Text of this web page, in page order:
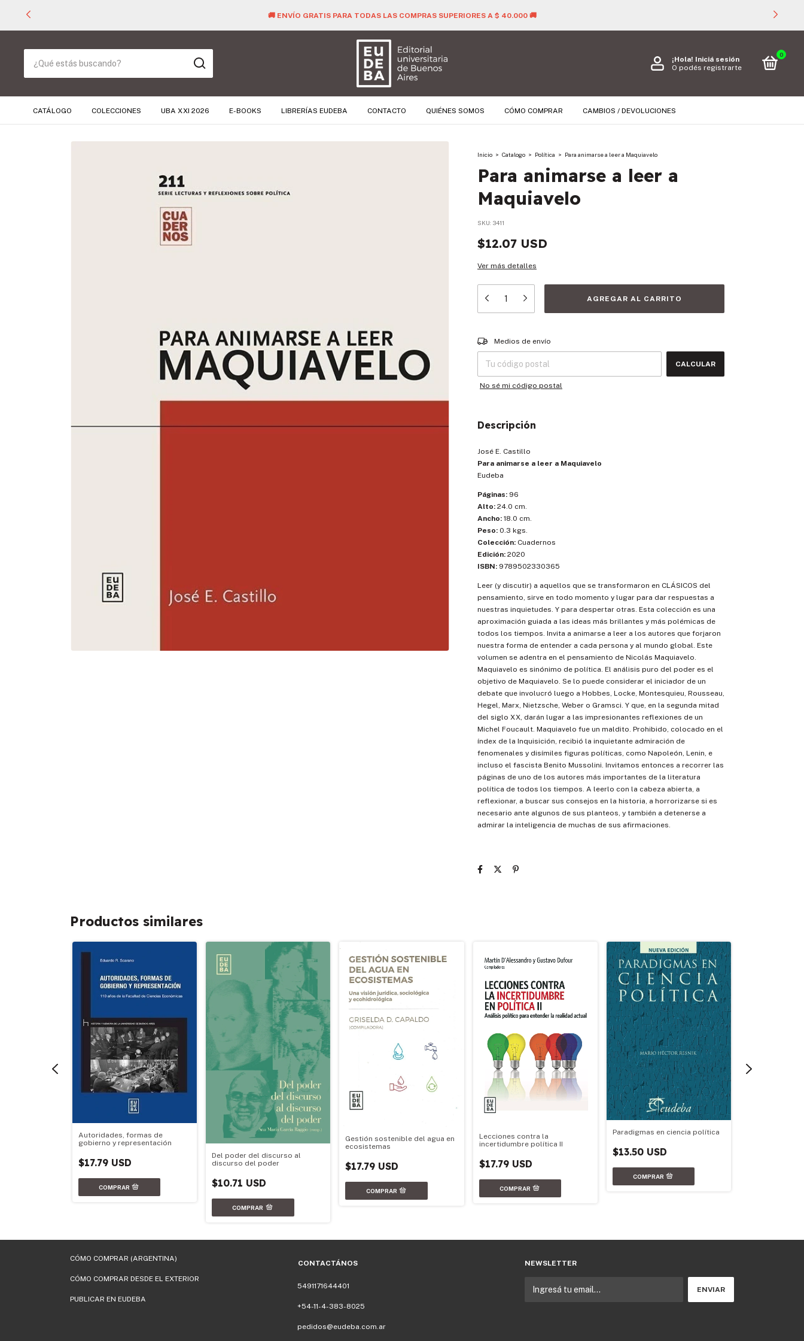
🚚 ENVÍO GRATIS PARA TODAS LAS COMPRAS SUPERIORES A $ 40.000 🚚
¡Hola! Iniciá sesión
O podés registrarte
0
CATÁLOGO COLECCIONES UBA XXI 2026 E-BOOKS LIBRERÍAS EUDEBA CONTACTO QUIÉNES SOMOS CÓMO COMPRAR CAMBIOS / DEVOLUCIONES
Inicio > Catalogo > Política > Para animarse a leer a Maquiavelo
Para animarse a leer a
Maquiavelo
SKU: 3411
$12.07 USD
Ver más detalles
Entregas para el CP:
Medios de envío
CALCULAR
No sé mi código postal
Descripción
José E. Castillo
Para animarse a leer a Maquiavelo
Eudeba
Páginas: 96
Alto: 24.0 cm.
Ancho: 18.0 cm.
Peso: 0.3 kgs.
Colección: Cuadernos
Edición: 2020
ISBN: 9789502330365
Leer (y discutir) a aquellos que se transformaron en CLÁSICOS del
pensamiento, sirve en todo momento y lugar para dar respuestas a
nuestras inquietudes. Y para despertar otras. Esta colección es una
aproximación guiada a las ideas más brillantes y más polémicas de
todos los tiempos. Invita a animarse a leer a los autores que forjaron
nuestra forma de entender a cada persona y al mundo global. Este
volumen se adentra en el pensamiento de Nicolás Maquiavelo.
Maquiavelo es sinónimo de política. El análisis puro del poder es el
objetivo de Maquiavelo. Se lo puede considerar el iniciador de un
debate que involucró luego a Hobbes, Locke, Montesquieu, Rousseau,
Hegel, Marx, Nietzsche, Weber o Gramsci. Y que, en la segunda mitad
del siglo XX, darán lugar a las impresionantes reflexiones de un
Michel Foucault. Maquiavelo fue un maldito. Prohibido, colocado en el
índex de la Inquisición, recibió la inquietante admiración de
fenomenales y disímiles figuras políticas, como Napoleón, Lenin, e
incluso el fascista Benito Mussolini. Invitamos entonces a recorrer las
páginas de uno de los autores más importantes de la literatura
política de todos los tiempos. A leerlo con la cabeza abierta, a
reflexionar, a buscar sus consejos en la historia, a horrorizarse si es
necesario ante algunos de sus planteos, y también a detenerse a
admirar la inteligencia de muchas de sus afirmaciones.
Productos similares
Autoridades, formas de
gobierno y representación
$17.79 USD
Del poder del discurso al
discurso del poder
$10.71 USD
Gestión sostenible del agua en
ecosistemas
$17.79 USD
Lecciones contra la
incertidumbre política II
$17.79 USD
Paradigmas en ciencia política
$13.50 USD
CÓMO COMPRAR (ARGENTINA)
CÓMO COMPRAR DESDE EL EXTERIOR
PUBLICAR EN EUDEBA
CONTACTÁNOS
5491171644401
+54-11-4-383-8025
pedidos@eudeba.com.ar
NEWSLETTER